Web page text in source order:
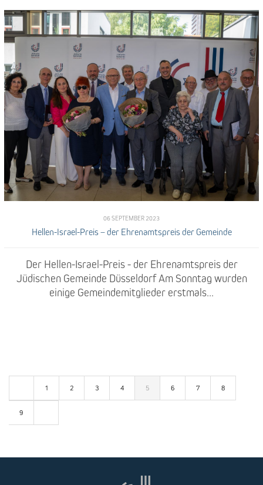
06 SEPTEMBER 2023
Hellen-Israel-Preis – der Ehrenamtspreis der Gemeinde
Der Hellen-Israel-Preis - der Ehrenamtspreis der
Jüdischen Gemeinde Düsseldorf Am Sonntag wurden
einige Gemeindemitglieder erstmals...
1 2 3 4 5 6 7 8
9